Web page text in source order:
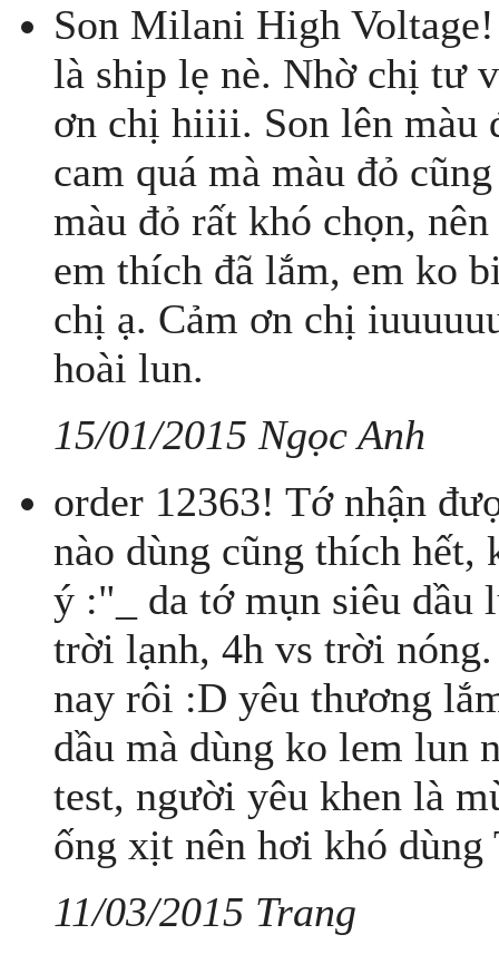
Son Milani High
là ship lẹ nè. Nhờ chị tư
ơn chị hiiii. Son lên màu
cam quá mà màu đỏ
màu đỏ rất khó chọn,
em thích đã lắm, em ko
chị ạ. Cảm ơn chị
hoài lun.
15/01/2015 Ngọc Anh
order 12363! Tớ nhận
nào dùng cũng thích hết,
ý :"_ da tớ mụn siêu dầu
trời lạnh, 4h vs trời
nay rôi :D yêu thương
dầu mà dùng ko lem lun
test, người yêu khen là
ống xịt nên hơi khó dùng
11/03/2015 Trang